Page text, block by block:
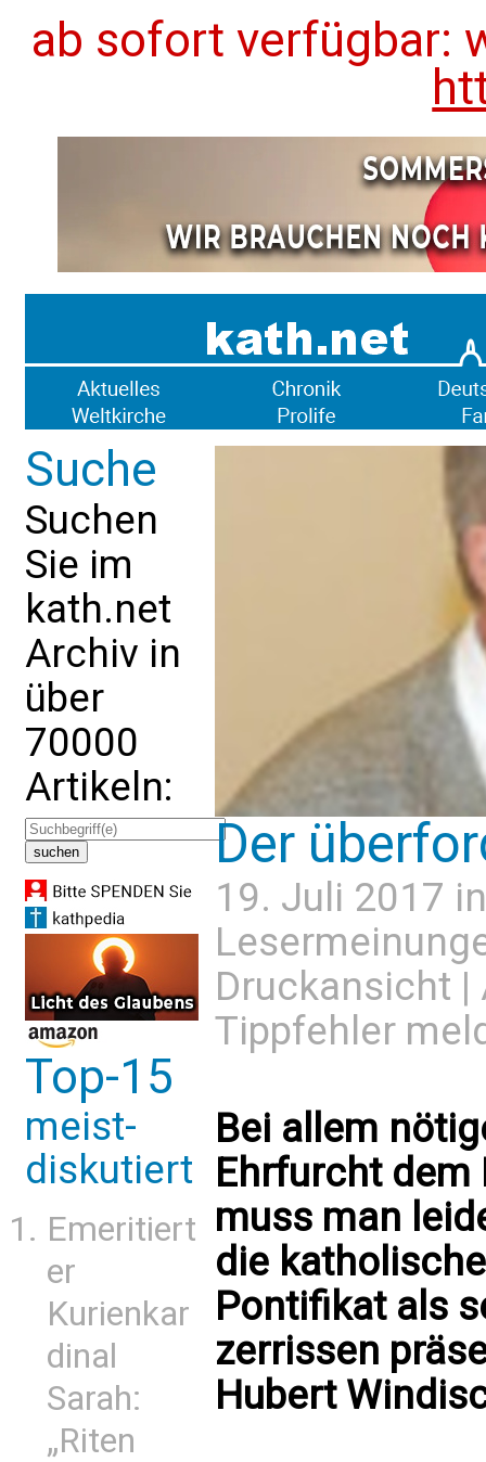
ab sofort verfügbar:
Suche
Suchen
Sie im
kath.net
Archiv in
über
70000
Artikeln:
Top-15
meist-
diskutiert
Emeritiert
er
Kurienkar
dinal
Sarah:
„Riten
Der
19. Juli 2017
Druckansicht |
Tippfehler
Bei allem
Ehrfurcht dem
muss man
die
Pontifikat als
zerrissen
Hubert